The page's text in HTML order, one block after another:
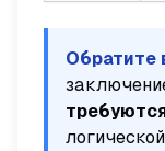
Обратите